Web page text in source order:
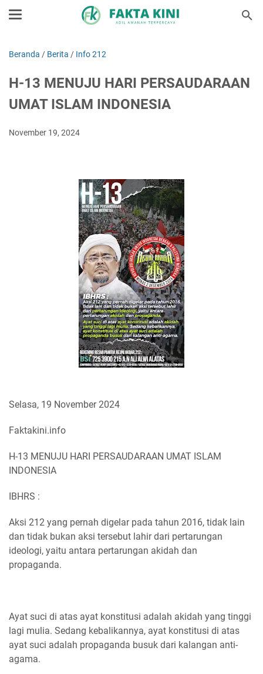
Beranda / Berita / Info 212
H-13 MENUJU HARI PERSAUDARAAN
UMAT ISLAM INDONESIA
November 19, 2024
Selasa, 19 November 2024
Faktakini.info
H-13 MENUJU HARI PERSAUDARAAN UMAT ISLAM
INDONESIA
IBHRS :
Aksi 212 yang pernah digelar pada tahun 2016, tidak lain
dan tidak bukan aksi tersebut lahir dari pertarungan
ideologi, yaitu antara pertarungan akidah dan
propaganda.
Ayat suci di atas ayat konstitusi adalah akidah yang tinggi
lagi mulia. Sedang kebalikannya, ayat konstitusi di atas
ayat suci adalah propaganda busuk dari kalangan anti-
agama.